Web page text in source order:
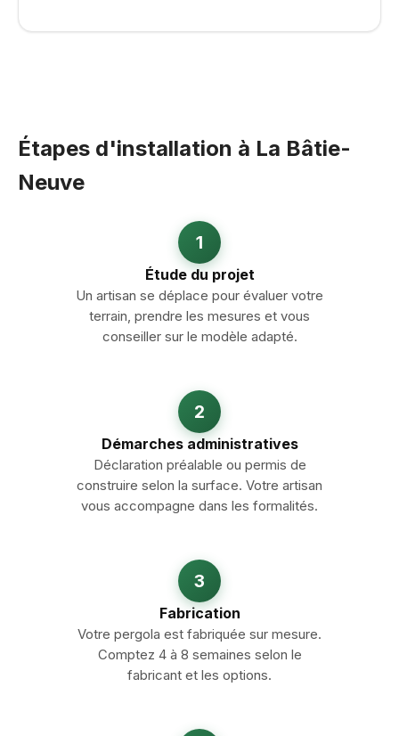
Étapes d'installation à La Bâtie-
Neuve
1
Étude du projet
Un artisan se déplace pour évaluer votre
terrain, prendre les mesures et vous
conseiller sur le modèle adapté.
2
Démarches administratives
Déclaration préalable ou permis de
construire selon la surface. Votre artisan
vous accompagne dans les formalités.
3
Fabrication
Votre pergola est fabriquée sur mesure.
Comptez 4 à 8 semaines selon le
fabricant et les options.